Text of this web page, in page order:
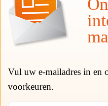
Vul uw e-mailadres in en
voorkeuren.